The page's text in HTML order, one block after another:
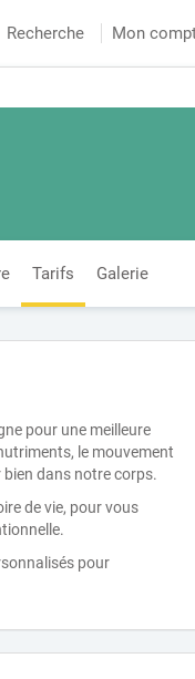
Recherche Mon
Tarifs Galerie
pour une meilleure
le mouvement
dans notre corps.
de vie, pour vous
pour